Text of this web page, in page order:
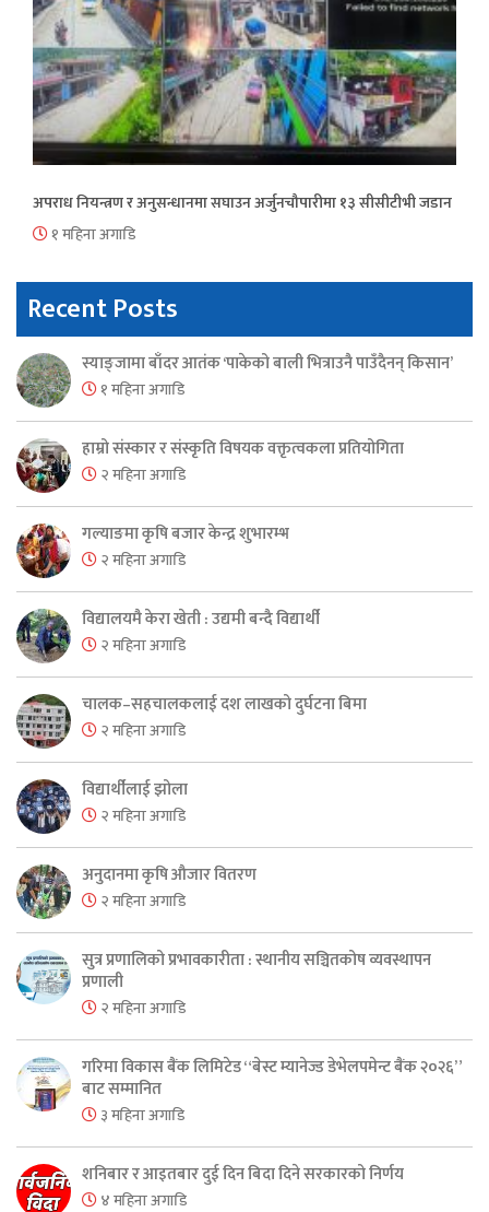
अपराध नियन्त्रण र अनुसन्धानमा सघाउन अर्जुनचौपारीमा १३ सीसीटीभी जडान
१ महिना अगाडि
Recent Posts
स्याङ्जामा बाँदर आतंक ‘पाकेको बाली भित्राउनै पाउँदैनन् किसान’
१ महिना अगाडि
हाम्रो संस्कार र संस्कृति विषयक वक्तृत्वकला प्रतियोगिता
२ महिना अगाडि
गल्याङमा कृषि बजार केन्द्र शुभारम्भ
२ महिना अगाडि
विद्यालयमै केरा खेती : उद्यमी बन्दै विद्यार्थी
२ महिना अगाडि
चालक–सहचालकलाई दश लाखको दुर्घटना बिमा
२ महिना अगाडि
विद्यार्थीलाई झोला
२ महिना अगाडि
अनुदानमा कृषि औजार वितरण
२ महिना अगाडि
सुत्र प्रणालिको प्रभावकारीता : स्थानीय सञ्चितकोष व्यवस्थापन
प्रणाली
२ महिना अगाडि
गरिमा विकास बैंक लिमिटेड “बेस्ट म्यानेज्ड डेभेलपमेन्ट बैंक २०२६”
बाट सम्मानित
३ महिना अगाडि
शनिबार र आइतबार दुई दिन बिदा दिने सरकारको निर्णय
४ महिना अगाडि